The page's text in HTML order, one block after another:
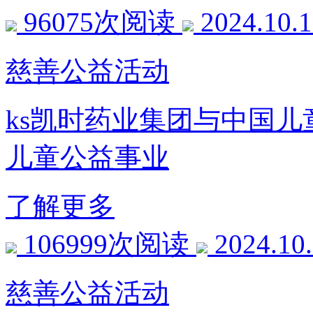
96075次阅读
慈善公益活动
ks凯时药业集团与中国
儿童公益事业
了解更多
106999次阅读
慈善公益活动